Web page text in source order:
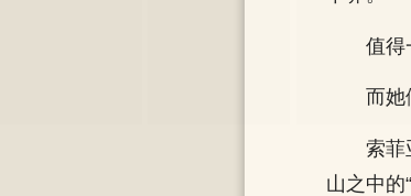
值得
而她
索菲
山之中的